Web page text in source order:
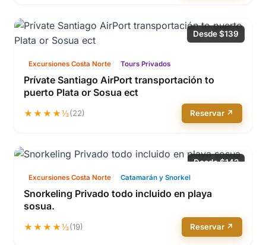
Desde $139
Excursiones Costa Norte Tours Privados
Prívate Santiago AirPort transportación to
puerto Plata or Sosua ect
★★★★½(22) Reservar ↗
Desde $142
Excursiones Costa Norte Catamarán y Snorkel
Snorkeling Privado todo incluido en playa
sosua.
★★★★½(19) Reservar ↗